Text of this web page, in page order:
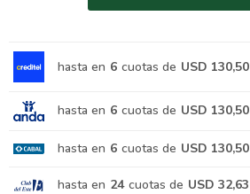
hasta en 6 cuotas de USD 130,50
hasta en 6 cuotas de USD 130,50
hasta en 6 cuotas de USD 130,50
hasta en 24 cuotas de USD 32,63